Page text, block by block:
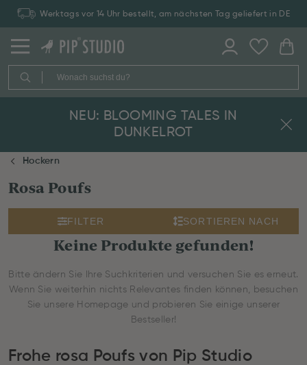
Werktags vor 14 Uhr bestellt, am nächsten Tag geliefert in DE
NEU: BLOOMING TALES IN
DUNKELROT
Hockern
Rosa Poufs
FILTER SORTIEREN NACH
Keine Produkte gefunden!
Bitte ändern Sie Ihre Suchkriterien und versuchen Sie es erneut.
Wenn Sie weiterhin nichts Relevantes finden können, besuchen
Sie unsere Homepage und probieren Sie einige unserer
Bestseller!
Frohe rosa Poufs von Pip Studio